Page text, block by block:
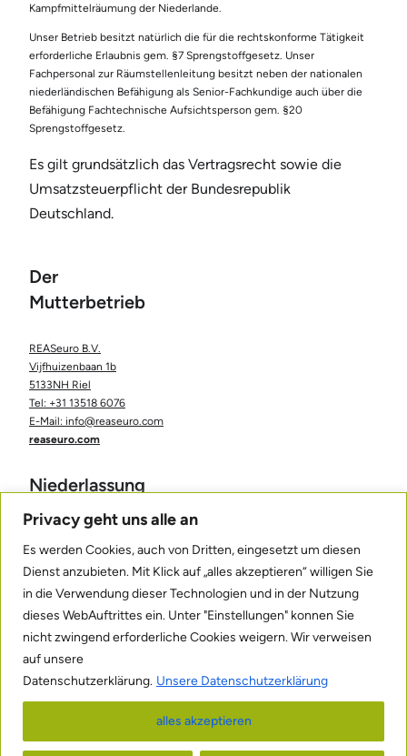
Privacy geht uns alle an
Es werden Cookies, auch von Dritten, eingesetzt um diesen
Dienst anzubieten. Mit Klick auf „alles akzeptieren“ willigen Sie
in die Verwendung dieser Technologien und in der Nutzung
dieses WebAuftrittes ein. Unter "Einstellungen" konnen Sie
nicht zwingend erforderliche Cookies weigern. Wir verweisen
auf unsere
Datenschutzerklärung. Unsere Datenschutzerklärung
alles akzeptieren
Kampfmittelräumung der Niederlande.
Unser Betrieb besitzt natürlich die für die rechtskonforme Tätigkeit
erforderliche Erlaubnis gem. §7 Sprengstoffgesetz. Unser
Fachpersonal zur Räumstellenleitung besitzt neben der nationalen
niederländischen Befähigung als Senior-Fachkundige auch über die
Befähigung Fachtechnische Aufsichtsperson gem. §20
Sprengstoffgesetz.
Es gilt grundsätzlich das Vertragsrecht sowie die
Umsatzsteuerpflicht der Bundesrepublik
Deutschland.
Der
Mutterbetrieb
REASeuro B.V.
Vijfhuizenbaan 1b
5133NH Riel
Tel: +31 13518 6076
E-Mail: info@reaseuro.com
reaseuro.com
Niederlassung
Deutschland
REASeuro B.V.
Niederlassung Deutschland
Charlottenstraße 3
26135 Oldenburg
Tel: 0176 444 17 112
E-Mail: info@reaseuro.com
reaseuro.de